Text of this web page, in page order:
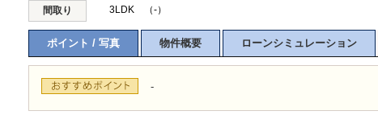
間取り 3LDK （-）
ポイント / 写真 物件概要 ローンシミュレーション
-